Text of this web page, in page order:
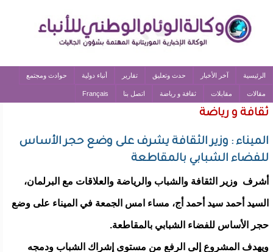
الرئيسية آخر الأخبار حدث وتعليق تقارير أنباء دولية حوادث ومجتمع
مقالات مقابلات ثقافة و رياضة اتصل بنا Français
ثقافة و رياضة
الميناء : وزير الثقافة يشرف على وضع حجر الأساس
للفضاء الشبابي بالمقاطعة
أشرف وزير الثقافة والشباب والرياضة والعلاقات مع البرلمان،
السيد أحمد سيد أحمد أج، مساء امس الجمعة في الميناء على وضع
حجر الأساس للفضاء الشبابي بالمقاطعة.
ويهدف المشروع إلى الرفع من مستوى إشراك الشباب ودمجه